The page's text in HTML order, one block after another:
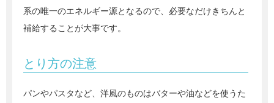
系の唯一のエネルギー源となるので、必要なだけきちんと
補給することが大事です。
とり方の注意
パンやパスタなど、洋風のものはバターや油などを使うた